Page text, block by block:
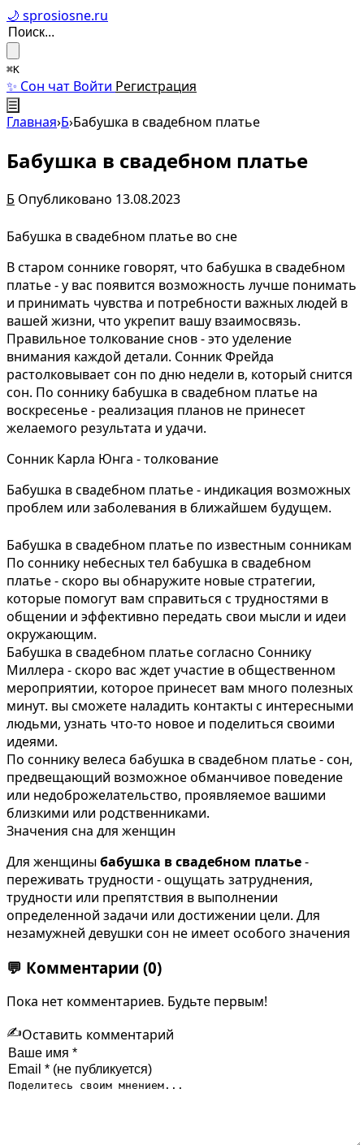
🌙 sprosiosne.ru
⌘K
✨ Сон чат Войти Регистрация
☰
Главная›Б›Бабушка в свадебном платье
Бабушка в свадебном платье
Б Опубликовано 13.08.2023
Бабушка в свадебном платье во сне
В старом соннике говорят, что бабушка в свадебном
платье - у вас появится возможность лучше понимать
и принимать чувства и потребности важных людей в
вашей жизни, что укрепит вашу взаимосвязь.
Правильное толкование снов - это уделение
внимания каждой детали. Сонник Фрейда
растолковывает сон по дню недели в, который снится
сон. По соннику бабушка в свадебном платье на
воскресенье - реализация планов не принесет
желаемого результата и удачи.
Сонник Карла Юнга - толкование
Бабушка в свадебном платье - индикация возможных
проблем или заболевания в ближайшем будущем.
Бабушка в свадебном платье по известным сонникам
По соннику небесных тел бабушка в свадебном
платье - скоро вы обнаружите новые стратегии,
которые помогут вам справиться с трудностями в
общении и эффективно передать свои мысли и идеи
окружающим.
Бабушка в свадебном платье согласно Соннику
Миллера - скоро вас ждет участие в общественном
мероприятии, которое принесет вам много полезных
минут. вы сможете наладить контакты с интересными
людьми, узнать что-то новое и поделиться своими
идеями.
По соннику велеса бабушка в свадебном платье - сон,
предвещающий возможное обманчивое поведение
или недоброжелательство, проявляемое вашими
близкими или родственниками.
Значения сна для женщин
Для женщиныбабушка в свадебном платье-
переживать трудности - ощущать затруднения,
трудности или препятствия в выполнении
определенной задачи или достижении цели. Для
незамужней девушки сон не имеет особого значения
💬 Комментарии (0)
Пока нет комментариев. Будьте первым!
✍️Оставить комментарий